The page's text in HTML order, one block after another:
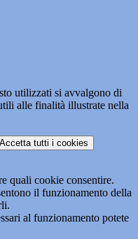
utilizzati si avvalgono di
alle finalità illustrate nella
Accetta tutti i cookies
quali cookie consentire.
il funzionamento della
al funzionamento potete